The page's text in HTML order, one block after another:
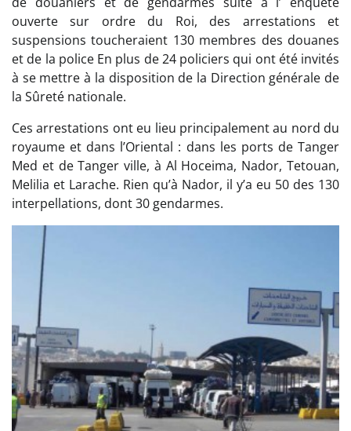
ouverte sur ordre du Roi, des arrestations et
suspensions toucheraient 130 membres des douanes
et de la police En plus de 24 policiers qui ont été invités
à se mettre à la disposition de la Direction générale de
la Sûreté nationale.
Ces arrestations ont eu lieu principalement au nord du
royaume et dans l’Oriental : dans les ports de Tanger
Med et de Tanger ville, à Al Hoceima, Nador, Tetouan,
Melilia et Larache. Rien qu’à Nador, il y’a eu 50 des 130
interpellations, dont 30 gendarmes.